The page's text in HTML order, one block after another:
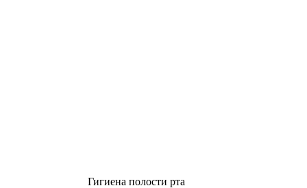
Гигиена полости рта